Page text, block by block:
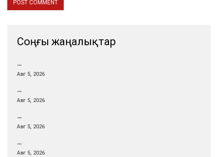
Соңғы жаңалықтар
…
Авг 5, 2026
…
Авг 5, 2026
…
Авг 5, 2026
…
Авг 5, 2026